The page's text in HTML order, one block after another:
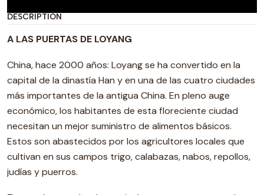
DESCRIPTION
A LAS PUERTAS DE LOYANG
China, hace 2000 años: Loyang se ha convertido en la
capital de la dinastía Han y en una de las cuatro ciudades
más importantes de la antigua China. En pleno auge
económico, los habitantes de esta floreciente ciudad
necesitan un mejor suministro de alimentos básicos.
Estos son abastecidos por los agricultores locales que
cultivan en sus campos trigo, calabazas, nabos, repollos,
judías y puerros.